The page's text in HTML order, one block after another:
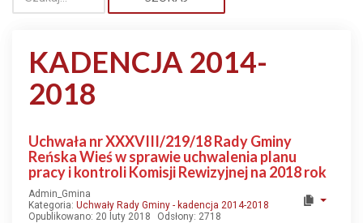
KADENCJA 2014-
2018
Uchwała nr XXXVIII/219/18 Rady Gminy
Reńska Wieś w sprawie uchwalenia planu
pracy i kontroli Komisji Rewizyjnej na 2018 rok
Admin_Gmina
Kategoria: Uchwały Rady Gminy - kadencja 2014-2018
Opublikowano: 20 luty 2018
Odsłony: 2718